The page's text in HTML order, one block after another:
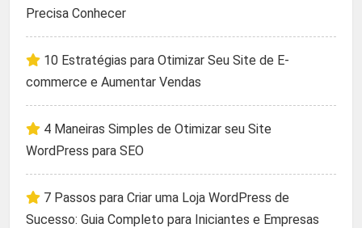
Precisa Conhecer
10 Estratégias para Otimizar Seu Site de E-
commerce e Aumentar Vendas
4 Maneiras Simples de Otimizar seu Site
WordPress para SEO
7 Passos para Criar uma Loja WordPress de
Sucesso: Guia Completo para Iniciantes e Empresas